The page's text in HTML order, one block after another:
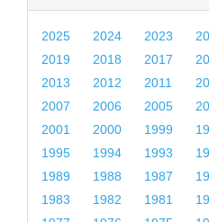
2025 2024 2023
2019
2018 2017
2013
2012 2011
2007
2006 2005
2001
2000 1999
1995
1994 1993
1989
1988 1987
1983
1982 1981